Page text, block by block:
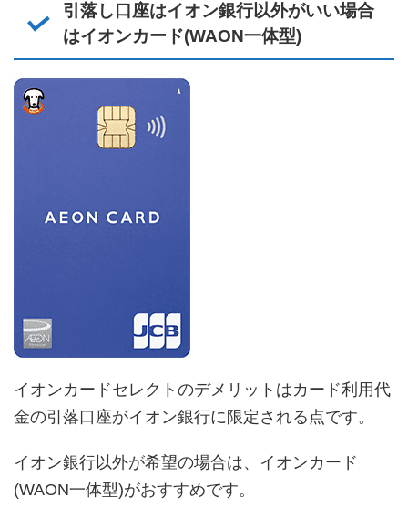
引落し口座はイオン銀行以外がいい場合
はイオンカード(WAON一体型)
イオンカードセレクトのデメリットはカード利用代
金の引落口座がイオン銀行に限定される点です。
イオン銀行以外が希望の場合は、イオンカード
(WAON一体型)がおすすめです。